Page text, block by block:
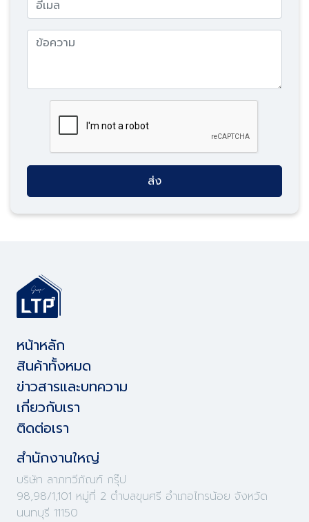
ส่ง
หน้าหลัก
สินค้าทั้งหมด
ข่าวสารและบทความ
เกี่ยวกับเรา
ติดต่อเรา
สำนักงานใหญ่
บริษัท ลาภทวีภัณฑ์ กรุ๊ป
98,98/1,101 หมู่ที่ 2 ตำบลขุนศรี อำเภอไทรน้อย จังหวัด
นนทบุรี 11150